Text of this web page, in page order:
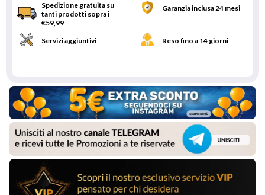
Spedizione gratuita su
tanti prodotti sopra i
€59,99
Garanzia inclusa 24 mesi
Servizi aggiuntivi Reso fino a 14 giorni